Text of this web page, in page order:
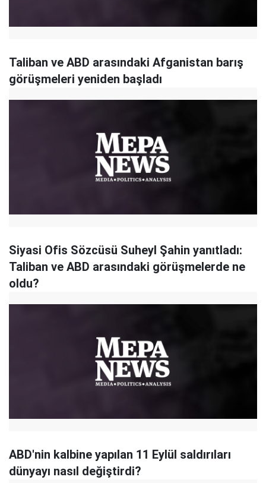
Taliban ve ABD arasındaki Afganistan barış
görüşmeleri yeniden başladı
Siyasi Ofis Sözcüsü Suheyl Şahin yanıtladı:
Taliban ve ABD arasındaki görüşmelerde ne
oldu?
ABD'nin kalbine yapılan 11 Eylül saldırıları
dünyayı nasıl değiştirdi?